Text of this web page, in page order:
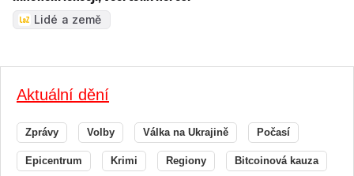
Lidé a země
Aktuální dění
Zprávy Volby Válka na Ukrajině Počasí
Epicentrum Krimi Regiony Bitcoinová kauza